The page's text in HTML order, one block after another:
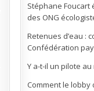
Stéphane Foucart
des ONG
Retenues d’eau :
Confédération
Y a-t-il un pilote
Comment le lobby